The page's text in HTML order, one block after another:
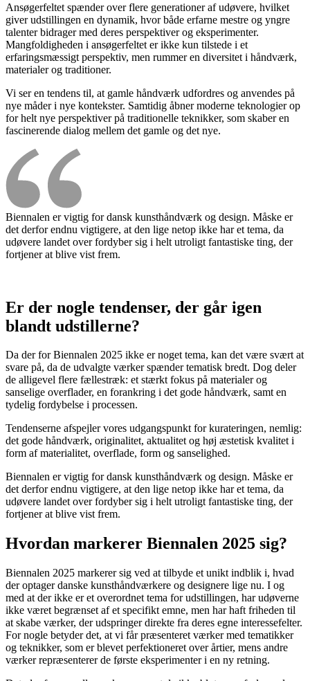
Ansøgerfeltet spænder over flere generationer af udøvere, hvilket
giver udstillingen en dynamik, hvor både erfarne mestre og yngre
talenter bidrager med deres perspektiver og eksperimenter.
Mangfoldigheden i ansøgerfeltet er ikke kun tilstede i et
erfaringsmæssigt perspektiv, men rummer en diversitet i håndværk,
materialer og traditioner.
Vi ser en tendens til, at gamle håndværk udfordres og anvendes på
nye måder i nye kontekster. Samtidig åbner moderne teknologier op
for helt nye perspektiver på traditionelle teknikker, som skaber en
fascinerende dialog mellem det gamle og det nye.
Biennalen er vigtig for dansk kunsthåndværk og design. Måske er
det derfor endnu vigtigere, at den lige netop ikke har et tema, da
udøvere landet over fordyber sig i helt utroligt fantastiske ting, der
fortjener at blive vist frem.
Er der nogle tendenser, der går igen
blandt udstillerne?
Da der for Biennalen 2025 ikke er noget tema, kan det være svært at
svare på, da de udvalgte værker spænder tematisk bredt. Dog deler
de alligevel flere fællestræk: et stærkt fokus på materialer og
sanselige overflader, en forankring i det gode håndværk, samt en
tydelig fordybelse i processen.
Tendenserne afspejler vores udgangspunkt for kurateringen, nemlig:
det gode håndværk, originalitet, aktualitet og høj æstetisk kvalitet i
form af materialitet, overflade, form og sanselighed.
Biennalen er vigtig for dansk kunsthåndværk og design. Måske er
det derfor endnu vigtigere, at den lige netop ikke har et tema, da
udøvere landet over fordyber sig i helt utroligt fantastiske ting, der
fortjener at blive vist frem.
Hvordan markerer Biennalen 2025 sig?
Biennalen 2025 markerer sig ved at tilbyde et unikt indblik i, hvad
der optager danske kunsthåndværkere og designere lige nu. I og
med at der ikke er et overordnet tema for udstillingen, har udøverne
ikke været begrænset af et specifikt emne, men har haft friheden til
at skabe værker, der udspringer direkte fra deres egne interessefelter.
For nogle betyder det, at vi får præsenteret værker med tematikker
og teknikker, som er blevet perfektioneret over årtier, mens andre
værker repræsenterer de første eksperimenter i en ny retning.